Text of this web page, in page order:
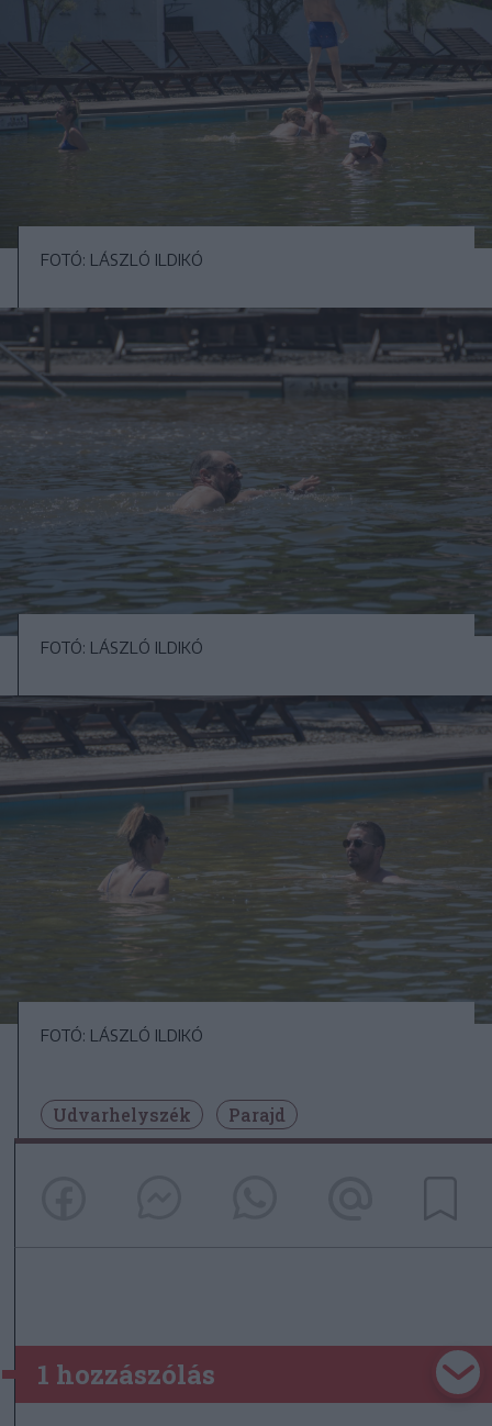
FOTÓ: LÁSZLÓ ILDIKÓ
FOTÓ: LÁSZLÓ ILDIKÓ
FOTÓ: LÁSZLÓ ILDIKÓ
Udvarhelyszék Parajd
1 hozzászólás